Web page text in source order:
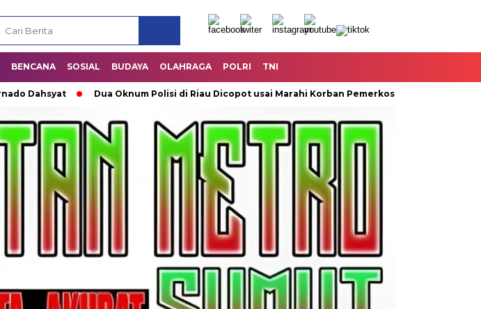
BENCANA SOSIAL BUDAYA OLAHRAGA POLRI TNI
Dua Oknum Polisi di Riau Dicopot usai Marahi Korban Pemerkosaan